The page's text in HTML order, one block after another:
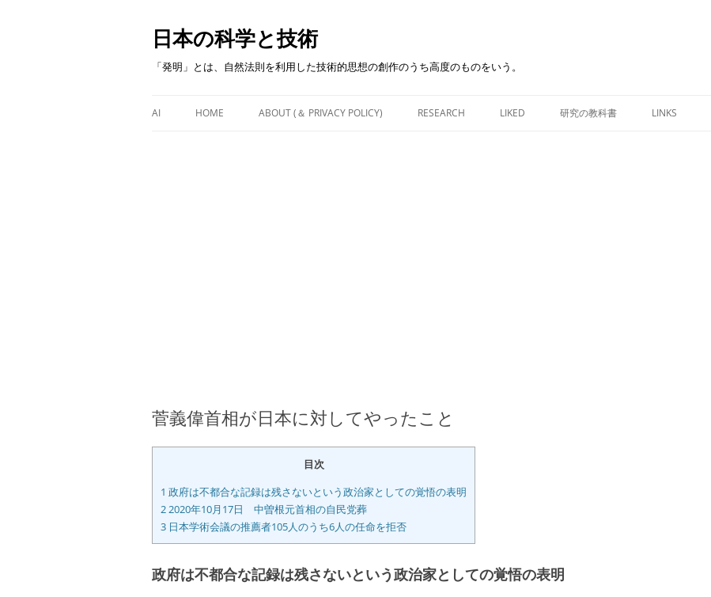
日本の科学と技術
「発明」とは、自然法則を利用した技術的思想の創作のうち高度のものをいう。
content
AI HOME ABOUT (＆ PRIVACY POLICY) RESEARCH LIKED 研究の教科書 LINKS
菅義偉首相が日本に対してやったこと
目次
1 政府は不都合な記録は残さないという政治家としての覚悟の表明
22020年10月17日 中曽根元首相の自民党葬
3 日本学術会議の推薦者105人のうち6人の任命を拒否
政府は不都合な記録は残さないという政治家としての覚悟の表明